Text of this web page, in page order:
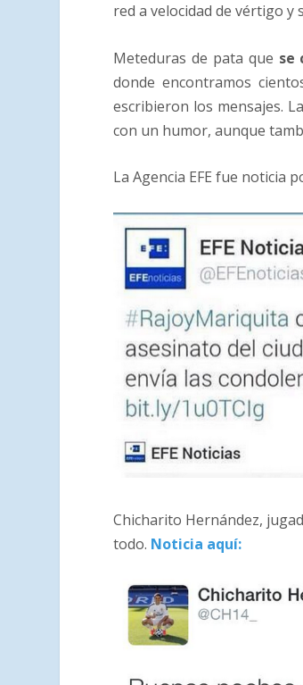
red a velocidad de vértigo
Meteduras de pata que se
donde encontramos
escribieron los mensajes.
con un humor, aunque
La Agencia EFE fue noticia
Chicharito Hernández,
todo. Noticia aquí: